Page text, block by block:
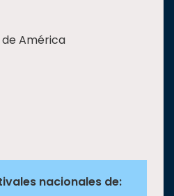
de América
nacionales de: